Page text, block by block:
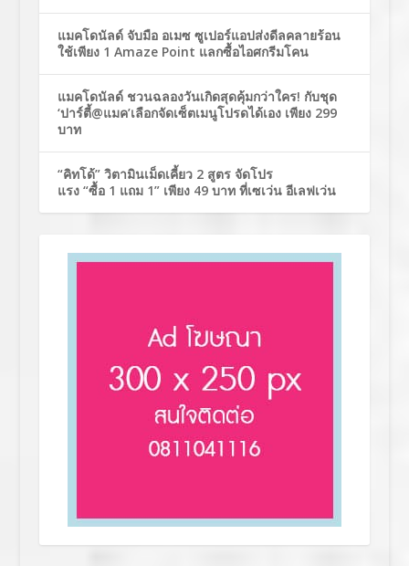
แมคโดนัลด์ จับมือ อเมซ ซูเปอร์แอปส่งดีลคลายร้อน
ใช้เพียง 1 Amaze Point แลกซื้อไอศกรีมโคน
แมคโดนัลด์ ชวนฉลองวันเกิดสุดคุ้มกว่าใคร! กับชุด
‘ปาร์ตี้@แมค’เลือกจัดเซ็ตเมนูโปรดได้เอง เพียง 299
บาท
“คิทโด้” วิตามินเม็ดเคี้ยว 2 สูตร จัดโปร
แรง “ซื้อ 1 แถม 1” เพียง 49 บาท ที่เซเว่น อีเลฟเว่น